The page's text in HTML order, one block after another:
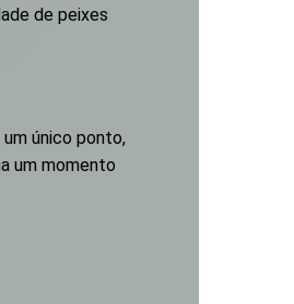
de peixes
único ponto,
um momento